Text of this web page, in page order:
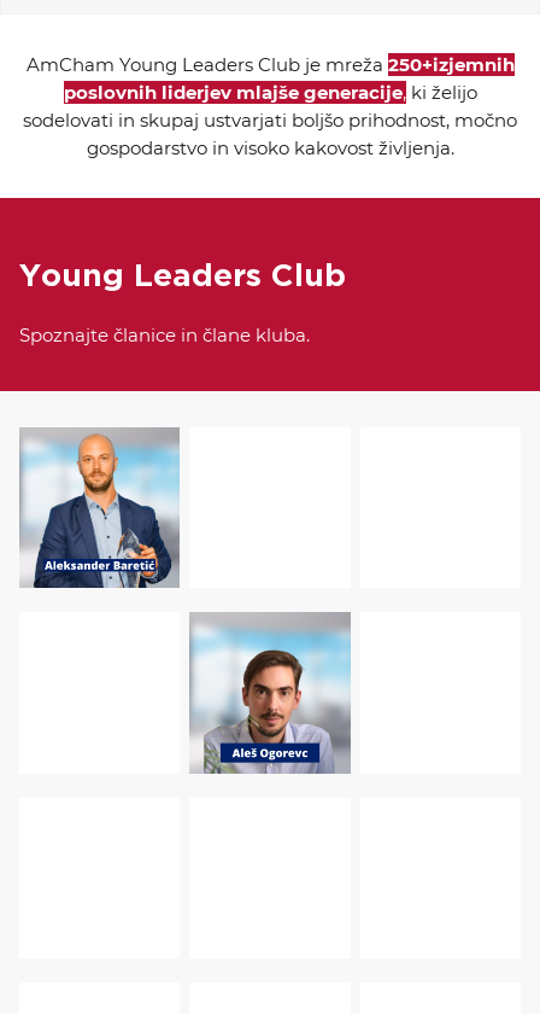
KOLEDAR DOGODKOV
NOVICE
GALERIJA
AmCham Young Leaders Club je mreža 250+izjemnih
poslovnih liderjev mlajše generacije,ki želijo
sodelovati in skupaj ustvarjati boljšo prihodnost, močno
gospodarstvo in visoko kakovost življenja.
Young Leaders Club
Spoznajte članice in člane kluba.